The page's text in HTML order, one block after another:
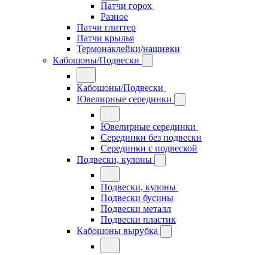
Патчи горох
Разное
Патчи глиттер
Патчи крылья
Термонаклейки/нашивки
Кабошоны/Подвески
Кабошоны/Подвески
Ювелирные серединки
Ювелирные серединки
Серединки без подвески
Серединки с подвеской
Подвески, кулоны
Подвески, кулоны
Подвески бусины
Подвески металл
Подвески пластик
Кабошоны вырубка